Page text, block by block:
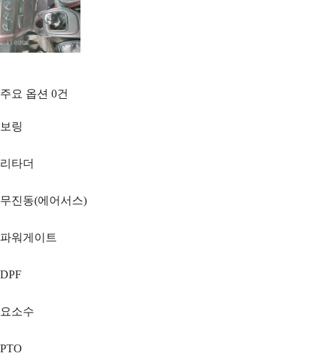
주요 옵션 0건
보링
리타더
무진동(에어서스)
파워게이트
DPF
요소수
PTO